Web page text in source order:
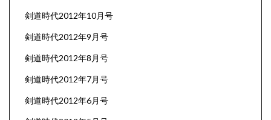
剣道時代2012年10月号
剣道時代2012年9月号
剣道時代2012年8月号
剣道時代2012年7月号
剣道時代2012年6月号